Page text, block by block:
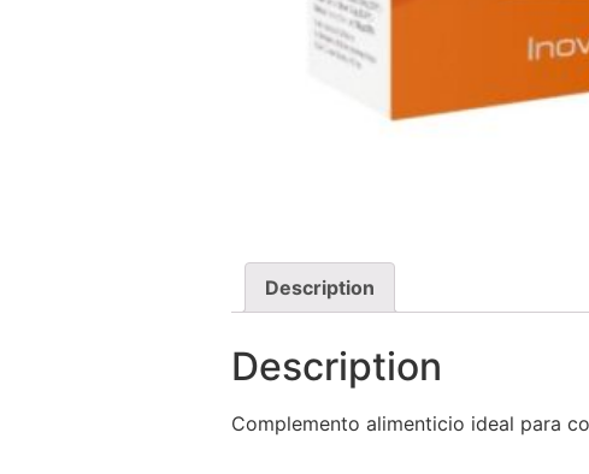
Description
Description
Complemento alimenticio ideal para